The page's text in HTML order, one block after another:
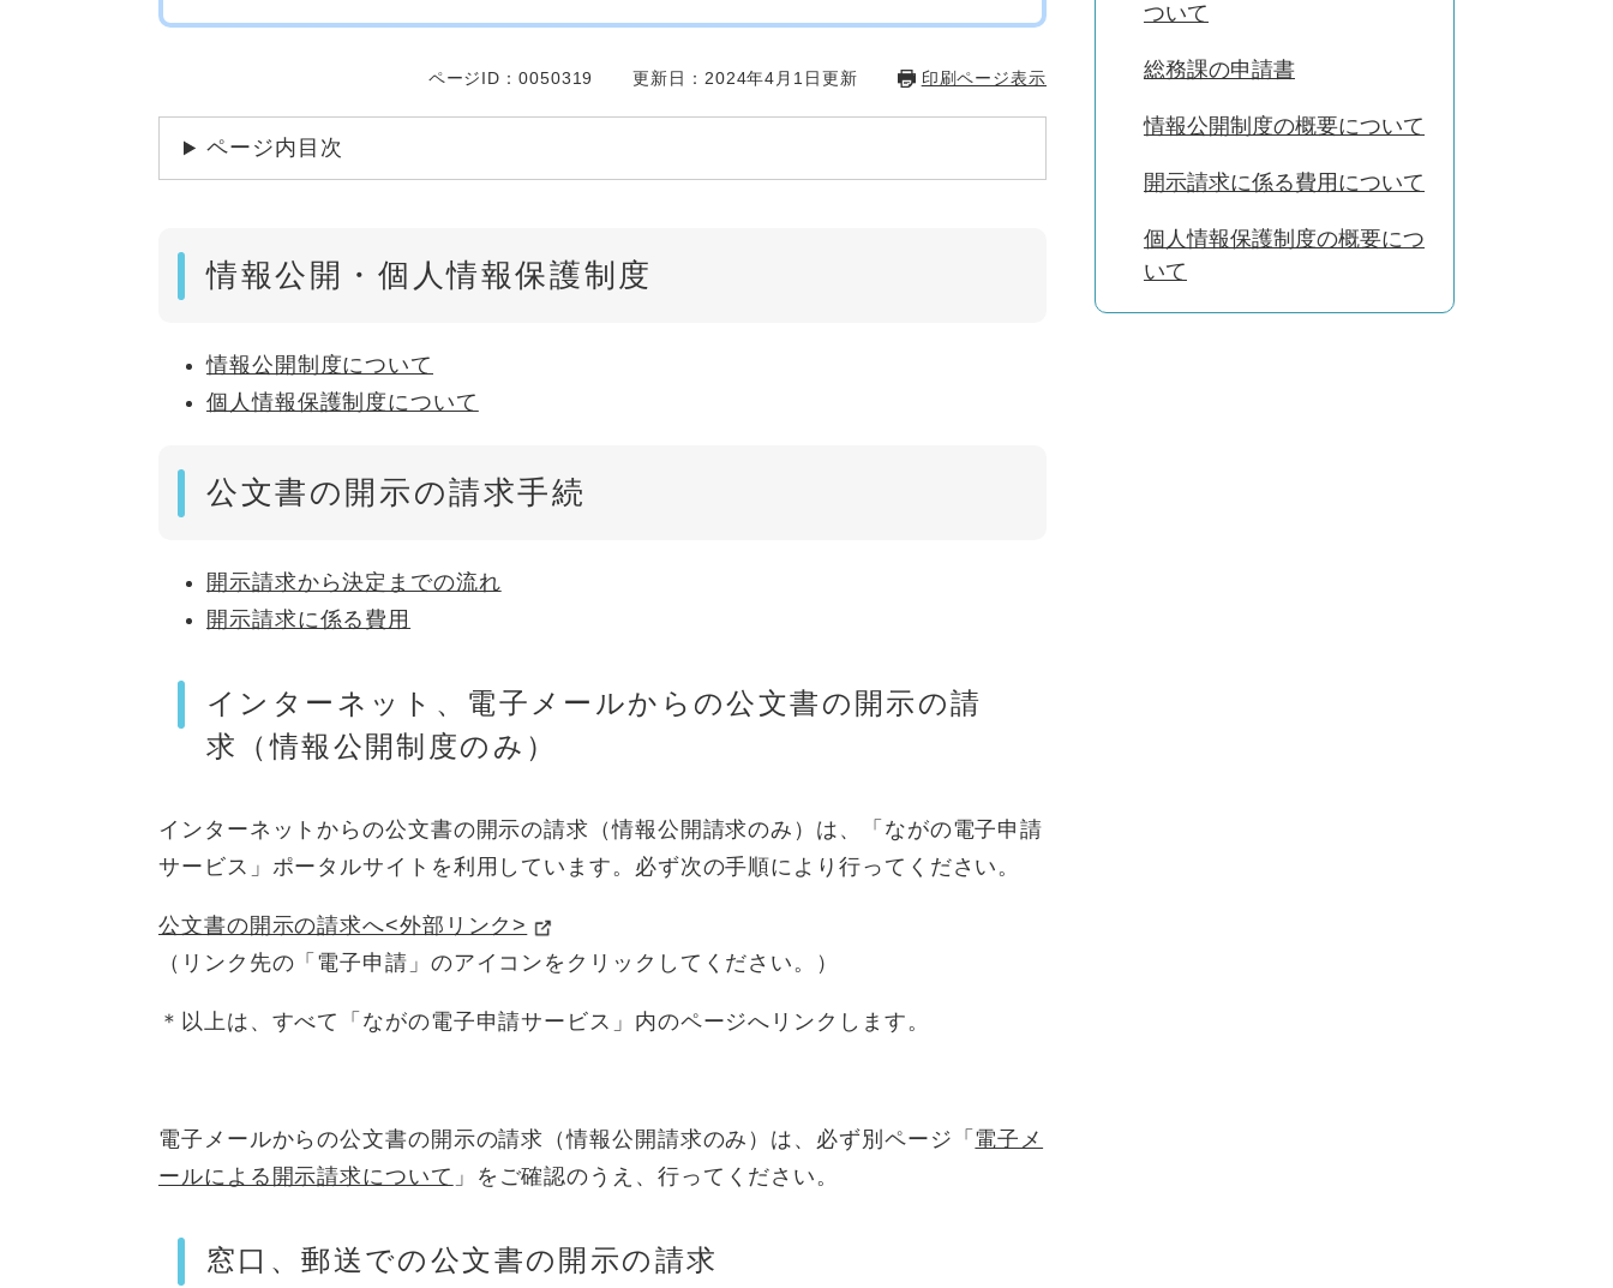
ページID：0050319 更新日：2024年4月1日更新 印刷ページ表示
ページ内目次
情報公開・個人情報保護制度
情報公開制度について
個人情報保護制度について
公文書の開示の請求手続
開示請求から決定までの流れ
開示請求に係る費用
インターネット、電子メールからの公文書の開示の請
求（情報公開制度のみ）
インターネットからの公文書の開示の請求（情報公開請求のみ）は、「ながの電子申請
サービス」ポータルサイトを利用しています。必ず次の手順により行ってください。
公文書の開示の請求へ<外部リンク>
（リンク先の「電子申請」のアイコンをクリックしてください。）
＊以上は、すべて「ながの電子申請サービス」内のページへリンクします。
電子メールからの公文書の開示の請求（情報公開請求のみ）は、必ず別ページ「 電子メ
ールによる開示請求について 」をご確認のうえ、行ってください。
窓口、郵送での公文書の開示の請求
ついて
総務課の申請書
情報公開制度の概要について
開示請求に係る費用について
個人情報保護制度の概要につ
いて